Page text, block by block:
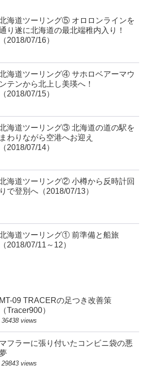
海道ツーリング⑤ オロロンラインを
り遂に北海道の最北端稚内入り！
（2018/07/16）
海道ツーリング④ サホロベアーマウ
ンテンから北上し美瑛へ！
（2018/07/15）
海道ツーリング③ 北海道の道の駅を
まわりながら空港へお迎え
（2018/07/14）
海道ツーリング② 小樽から反時計回
りで登別へ（2018/07/13）
海道ツーリング① 前準備と船旅
（2018/07/11～12）
MT-09 TRACERの足つき改善策
（Tracer900）
36438 views
マフラーに張り付いたコンビニ袋の悪
29843 views